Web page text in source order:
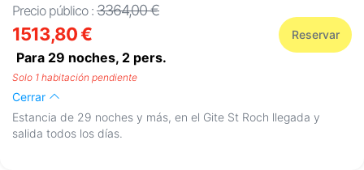
Precio público : 3364,00 €
1513,80 €
Para 29 noches, 2 pers.
Reservar
Solo 1 habitación pendiente
Cerrar
Estancia de 29 noches y más, en el Gite St Roch llegada y
salida todos los días.